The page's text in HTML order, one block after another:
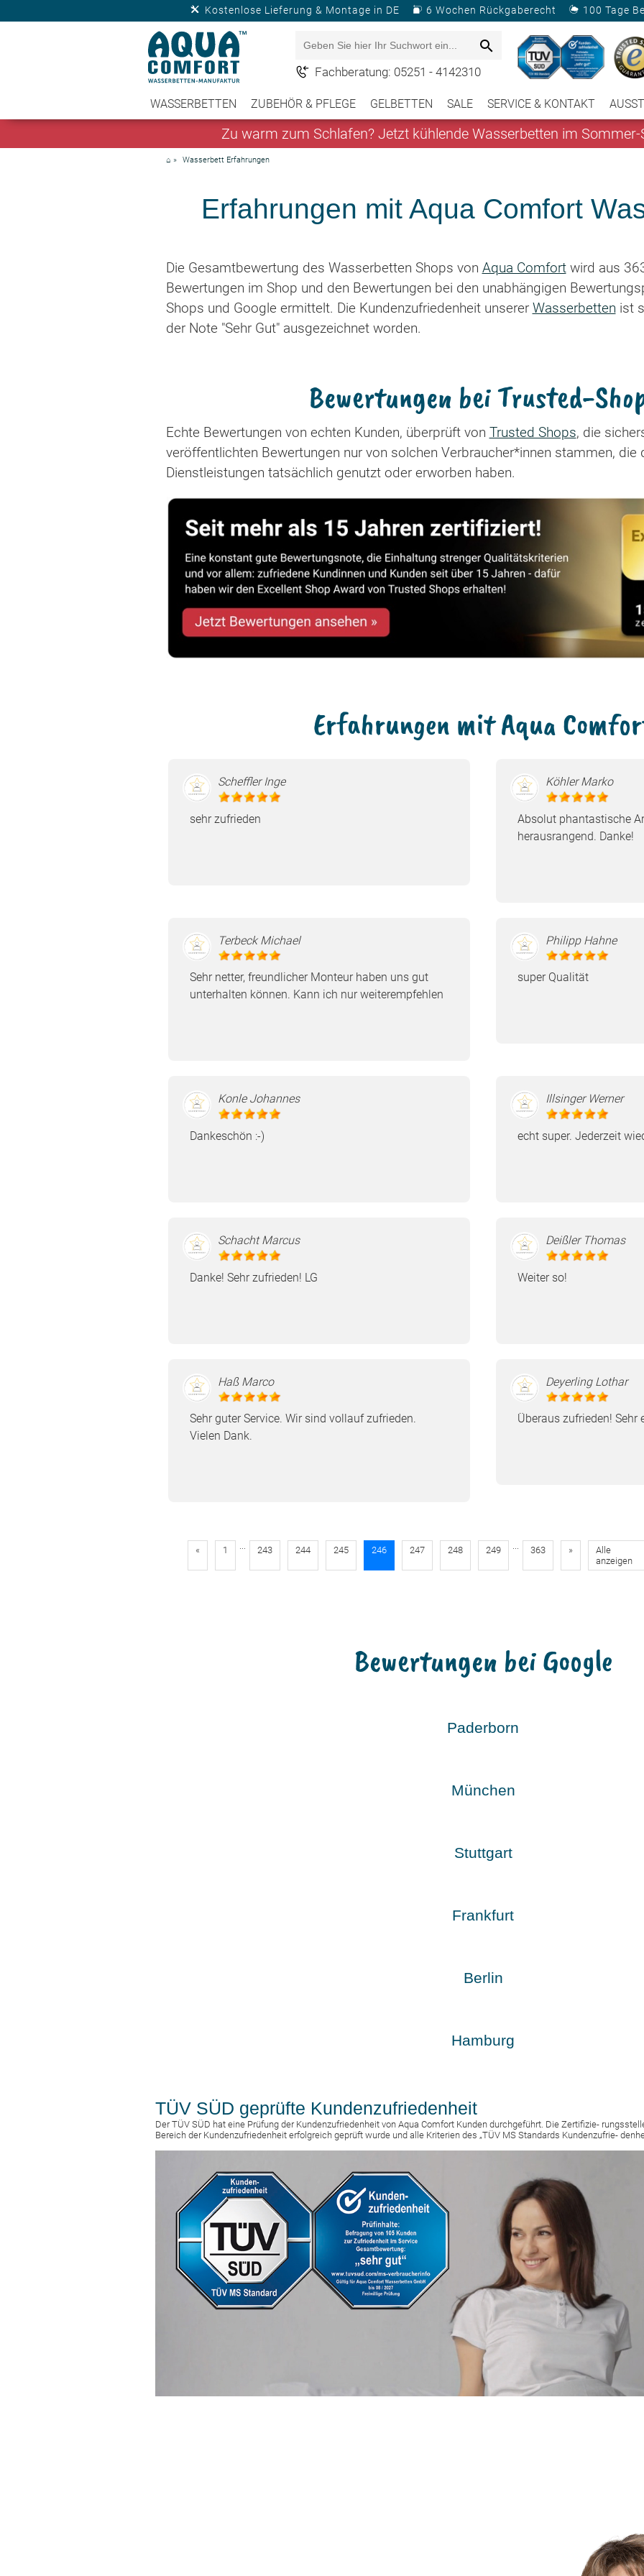
Kostenlose Lieferung & Montage in DE 6 Wochen Rückgaberecht 100 Tage
Fachberatung: 05251 - 4142310
WASSERBETTEN ZUBEHÖR & PFLEGE GELBETTEN SALE SERVICE & KONTAKT
Zu warm zum Schlafen? Jetzt kühlende Wasserbetten im Sommer-
⌂ » Wasserbett Erfahrungen
Erfahrungen mit Aqua Comfort
Die Gesamtbewertung des Wasserbetten Shops von Aqua Comfortwird aus
Bewertungen im Shop und den Bewertungen bei den unabhängigen
Shops und Google ermittelt. Die Kundenzufriedenheit unserer Wasserbetten ist
der Note "Sehr Gut" ausgezeichnet worden.
Bewertungen bei Trusted-
Echte Bewertungen von echten Kunden, überprüft von Trusted Shops, die
veröffentlichten Bewertungen nur von solchen Verbraucher*innen stammen, die
Dienstleistungen tatsächlich genutzt oder erworben haben.
Erfahrungen mit Aqua
Scheffler Inge
sehr zufrieden
Köhler Marko
Absolut phantastische
herausrangend. Danke!
Terbeck Michael
Sehr netter, freundlicher Monteur haben uns gut
unterhalten können. Kann ich nur weiterempfehlen
Philipp Hahne
super Qualität
Konle Johannes
Dankeschön :-)
Illsinger Werner
echt super. Jederzeit
Schacht Marcus
Danke! Sehr zufrieden! LG
Deißler Thomas
Weiter so!
Haß Marco
Sehr guter Service. Wir sind vollauf zufrieden.
Vielen Dank.
Deyerling Lothar
Überaus zufrieden! Sehr
« 1 ... 243 244 245 246 247 248 249 ... 363 »
Alle
anzeigen
Bewertungen bei Google
Paderborn
München
Stuttgart
Frankfurt
Berlin
Hamburg
TÜV SÜD geprüfte Kundenzufriedenheit
Der TÜV SÜD hat eine Prüfung der Kundenzufriedenheit von Aqua Comfort Kunden durchgeführt. Die Zertifizie-
Bereich der Kundenzufriedenheit erfolgreich geprüft wurde und alle Kriterien des „TÜV MS Standards Kundenzufrie-